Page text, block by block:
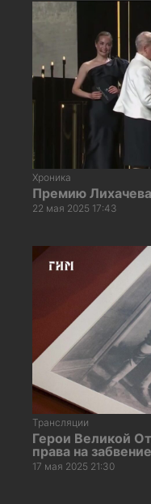
Хроника
Премию
22 мая 2025 17:43
Трансляции
Герои Великой
права на
17 мая 2025 21:30